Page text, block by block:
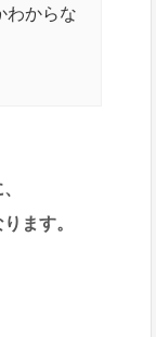
わからな
ます。